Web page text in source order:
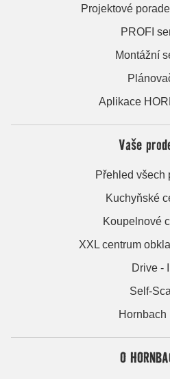
Projektové
PROFI
Montážní
Aplikace
Vaše
Přehled všech
Kuchyňské
Koupelnové
XXL centrum
Drive -
Self-
Hornbach
O